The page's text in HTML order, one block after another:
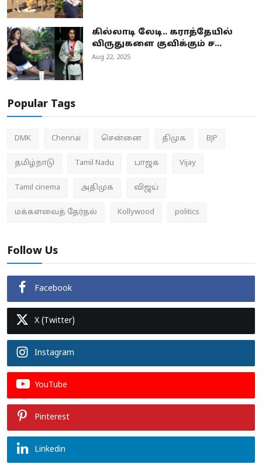
கில்லாடி லேடி.. கராத்தேயில்
விருதுகளை குவிக்கும் ச...
Aug 22, 2025
Popular Tags
DMK Chennai சென்னை திமுக BJP
தமிழ்நாடு Tamil Nadu பாஜக Vijay
Tamil cinema அதிமுக விஜய்
மக்களவைத் தேர்தல் Kollywood politics
Follow Us
Facebook
X (Twitter)
Instagram
YouTube
Pinterest
Linkedin